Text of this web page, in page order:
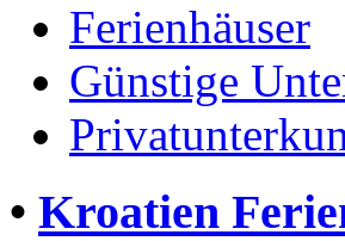
Ferienhäuser
Günstige
• Kroatien